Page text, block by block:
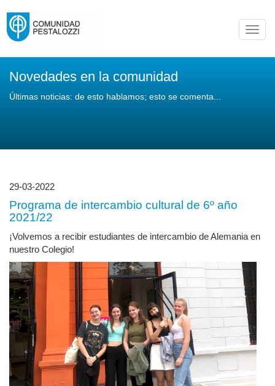
Novedades en la comunidad
Últimas noticias: de esto hablamos; esto se comenta...
29-03-2022
Programa de intercambio cultural de 6º año
2021/22
¡Volvemos a recibir estudiantes de intercambio de Alemania en
nuestro Colegio!